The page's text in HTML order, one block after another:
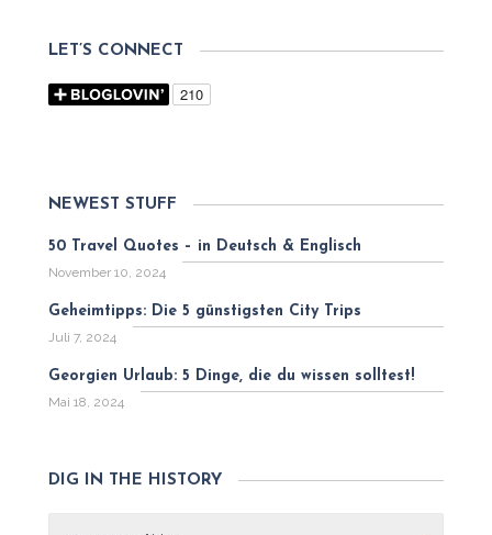
LET’S CONNECT
NEWEST STUFF
50 Travel Quotes – in Deutsch & Englisch
November 10, 2024
Geheimtipps: Die 5 günstigsten City Trips
Juli 7, 2024
Georgien Urlaub: 5 Dinge, die du wissen solltest!
Mai 18, 2024
DIG IN THE HISTORY